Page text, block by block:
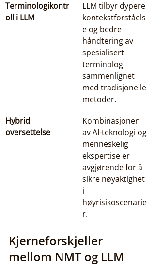
Terminologikontr
oll i LLM
LLM tilbyr dypere
kontekstforståels
e og bedre
håndtering av
spesialisert
terminologi
sammenlignet
med tradisjonelle
metoder.
Hybrid
oversettelse
Kombinasjonen
av AI-teknologi og
menneskelig
ekspertise er
avgjørende for å
sikre nøyaktighet
i
høyrisikoscenarie
r.
Kjerneforskjeller
mellom NMT og LLM